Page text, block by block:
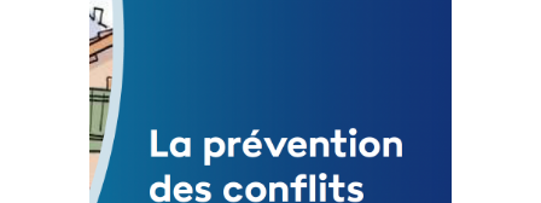
Mise à jour avril 2024
FEUILLETER